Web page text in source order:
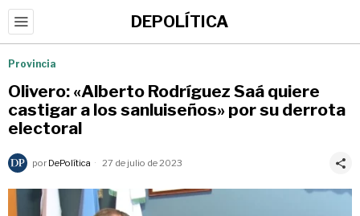
DEPOLÍTICA
Provincia
Olivero: «Alberto Rodríguez Saá quiere
castigar a los sanluiseños» por su derrota
electoral
por DePolítica 27 de julio de 2023